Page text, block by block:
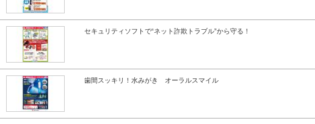
セキュリティソフトで“ネット詐欺トラブル”から守る！
歯間スッキリ！水みがき オーラルスマイル